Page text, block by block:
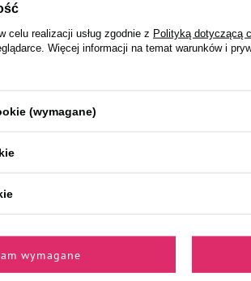
celu realizacji usług zgodnie z Polityką dotyczącą
Więcej informacji na temat warunków i
(wymagane)
wymagane